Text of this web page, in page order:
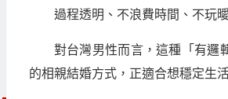
過程透明、不浪費時間、不玩
對台灣男性而言，這種「有邏
的相親結婚方式，正適合想穩定生